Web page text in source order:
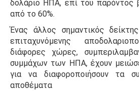
δολάριο ΗΠΑ, επί του παρόντος
από το 60%.
Ένας άλλος σημαντικός
επιταχυνόμενης
διάφορες χώρες,
συμμάχων των ΗΠΑ, έχουν
για να διαφοροποιήσουν τα
αποθέματα